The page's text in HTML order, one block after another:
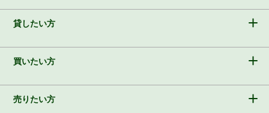
貸したい方
買いたい方
売りたい方